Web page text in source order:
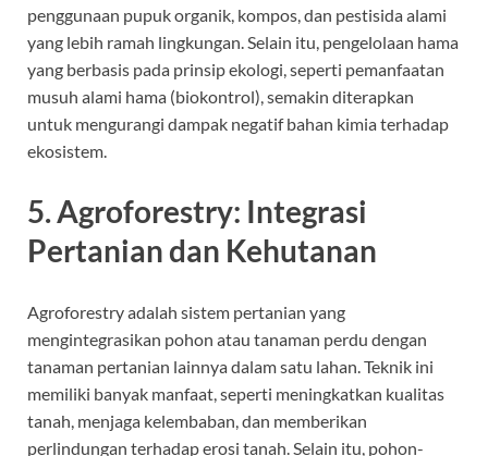
penggunaan pupuk organik, kompos, dan pestisida alami
yang lebih ramah lingkungan. Selain itu, pengelolaan hama
yang berbasis pada prinsip ekologi, seperti pemanfaatan
musuh alami hama (biokontrol), semakin diterapkan
untuk mengurangi dampak negatif bahan kimia terhadap
ekosistem.
5.Agroforestry: Integrasi
Pertanian dan Kehutanan
Agroforestry adalah sistem pertanian yang
mengintegrasikan pohon atau tanaman perdu dengan
tanaman pertanian lainnya dalam satu lahan. Teknik ini
memiliki banyak manfaat, seperti meningkatkan kualitas
tanah, menjaga kelembaban, dan memberikan
perlindungan terhadap erosi tanah. Selain itu, pohon-